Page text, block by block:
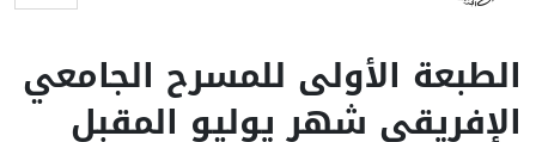
الطبعة الأولى للمسرح الجامعي
الإفريقي شهر يوليو المقبل